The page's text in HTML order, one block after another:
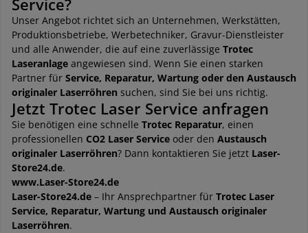
Service?
Unser Angebot richtet sich an Unternehmen, Werkstätten,
Produktionsbetriebe, Werbetechniker, Gravur-Dienstleister
und alle Anwender, die auf eine zuverlässige Trotec
Laseranlage angewiesen sind. Wenn Sie einen starken
Partner für Service, Reparatur, Wartung oder den Austausch
originaler Laserröhren suchen, sind Sie bei uns richtig.
Jetzt Trotec Laser Service anfragen
Sie benötigen eine schnelle Trotec Reparatur, einen
professionellen CO2 Laser Service oder den Austausch
originaler Laserröhren? Dann kontaktieren Sie jetzt Laser-
Store24.de.
www.Laser-Store24.de
Laser-Store24.de – Ihr Ansprechpartner für Trotec Laser
Service, Reparatur, Wartung und Austausch originaler
Laserröhren.